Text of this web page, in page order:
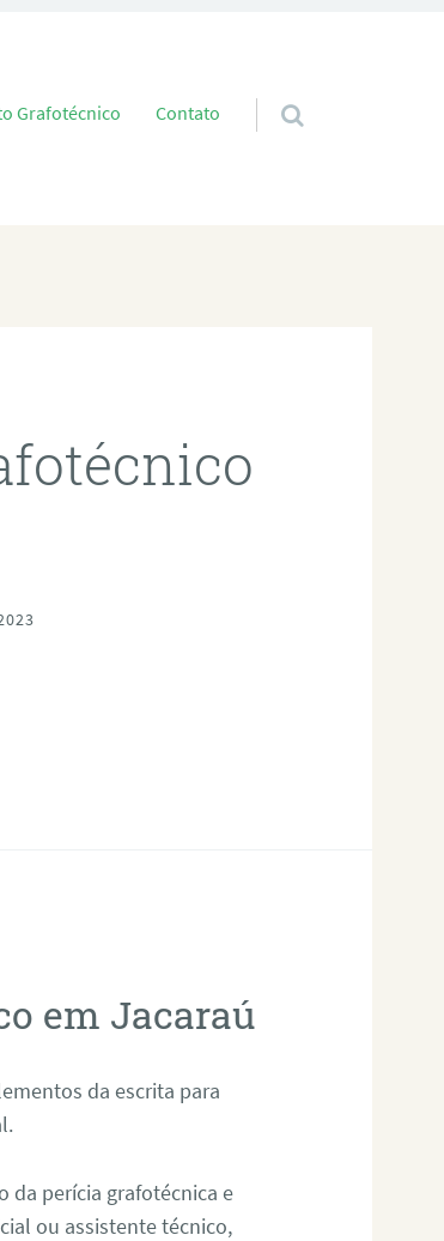
Grafotécnico Contato
em Jacaraú
da escrita para
da perícia grafotécnica e
ou assistente técnico,